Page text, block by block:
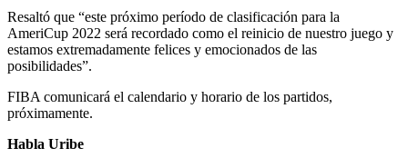
Resaltó que “este próximo período de clasificación para la
AmeriCup 2022 será recordado como el reinicio de nuestro juego y
estamos extremadamente felices y emocionados de las
posibilidades”.
FIBA comunicará el calendario y horario de los partidos,
próximamente.
Habla Uribe